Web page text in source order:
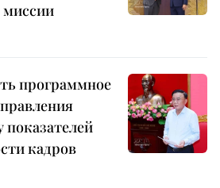
миссии
программное
показателей
кадров